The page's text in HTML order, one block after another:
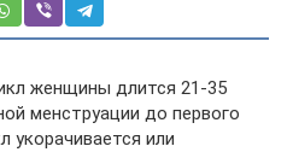
женщины длится 21-35
менструации до первого
укорачивается или